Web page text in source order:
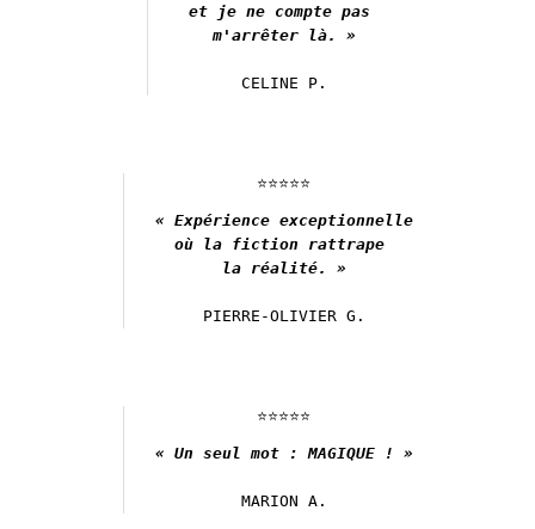
et je ne compte pas
m'arrêter là. »
CELINE P.
⭐️⭐️⭐️⭐️⭐️
« Expérience exceptionnelle
où la fiction rattrape
la réalité. »
PIERRE-OLIVIER G.
⭐️⭐️⭐️⭐️⭐️
« Un seul mot : MAGIQUE ! »
MARION A.